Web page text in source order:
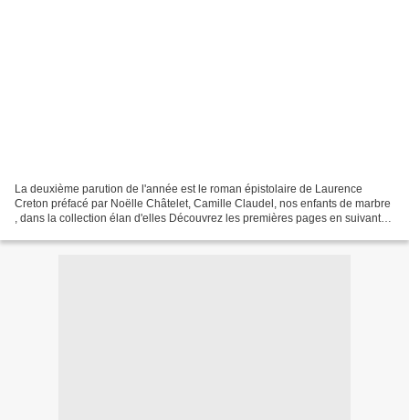
La deuxième parution de l'année est le roman épistolaire de Laurence
Creton préfacé par Noëlle Châtelet, Camille Claudel, nos enfants de marbre
, dans la collection élan d'elles Découvrez les premières pages en suivant